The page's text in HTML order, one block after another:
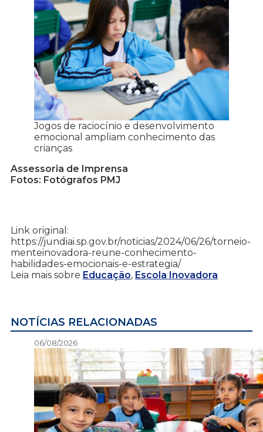
Jogos de raciocínio e desenvolvimento
emocional ampliam conhecimento das
crianças
Assessoria de Imprensa
Fotos: Fotógrafos PMJ
Link original:
https://jundiai.sp.gov.br/noticias/2024/06/26/torneio-
menteinovadora-reune-conhecimento-
habilidades-emocionais-e-estrategia/
Leia mais sobre Educação, Escola Inovadora
NOTÍCIAS RELACIONADAS
06/08/2026